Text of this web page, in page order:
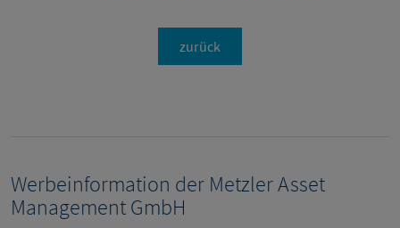
zurück
Werbeinformation der Metzler Asset
Management GmbH